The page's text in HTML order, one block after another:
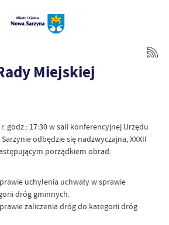
Miejskiej
godz.: 17:30 w sali konferencyjnej Urzędu
odbędzie się nadzwyczajna, XXXII
porządkiem obrad:
uchylenia uchwały w sprawie
dróg gminnych.
zaliczenia dróg do kategorii dróg